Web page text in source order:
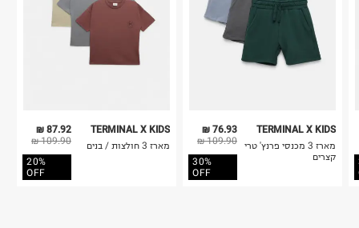
87.92 ₪
109.90 ₪
20%
OFF
TERMINAL X KIDS
מארז 3 חולצות / בנים
76.93 ₪
109.90 ₪
30%
OFF
TERMINAL X KIDS
מארז 3 מכנסי פרנץ' טרי
קצרים